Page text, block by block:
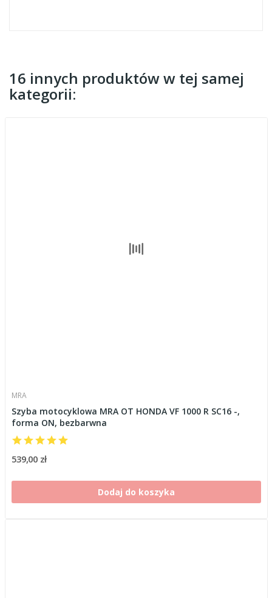
16 innych produktów w tej samej
kategorii:
MRA
Szyba motocyklowa MRA OT HONDA VF 1000 R SC16 -,
forma ON, bezbarwna
539,00 zł
Dodaj do koszyka